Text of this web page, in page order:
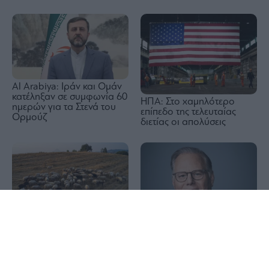
Al Arabiya: Ιράν και Ομάν
κατέληξαν σε συμφωνία 60
ημερών για τα Στενά του
Ορμούζ
ΗΠΑ: Στο χαμηλότερο
επίπεδο της τελευταίας
διετίας οι απολύσεις